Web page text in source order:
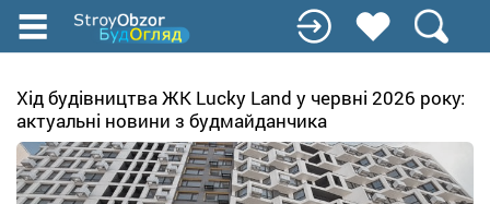
Перейти
до
вмісту
Хід будівництва ЖК Lucky Land у червні 2026 року:
актуальні новини з будмайданчика